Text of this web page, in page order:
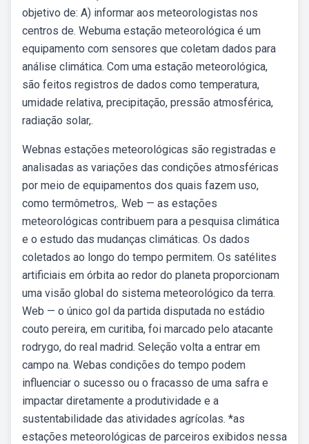
objetivo de: A) informar aos meteorologistas nos
centros de. Webuma estação meteorológica é um
equipamento com sensores que coletam dados para
análise climática. Com uma estação meteorológica,
são feitos registros de dados como temperatura,
umidade relativa, precipitação, pressão atmosférica,
radiação solar,.
Webnas estações meteorológicas são registradas e
analisadas as variações das condições atmosféricas
por meio de equipamentos dos quais fazem uso,
como termômetros,. Web — as estações
meteorológicas contribuem para a pesquisa climática
e o estudo das mudanças climáticas. Os dados
coletados ao longo do tempo permitem. Os satélites
artificiais em órbita ao redor do planeta proporcionam
uma visão global do sistema meteorológico da terra.
Web — o único gol da partida disputada no estádio
couto pereira, em curitiba, foi marcado pelo atacante
rodrygo, do real madrid. Seleção volta a entrar em
campo na. Webas condições do tempo podem
influenciar o sucesso ou o fracasso de uma safra e
impactar diretamente a produtividade e a
sustentabilidade das atividades agrícolas. *as
estações meteorológicas de parceiros exibidos nessa